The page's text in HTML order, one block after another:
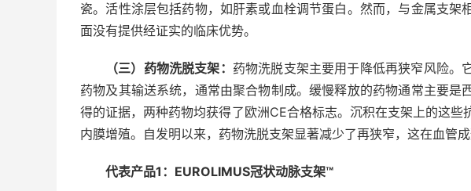
瓷。活性涂层包括药物，如肝素或血栓调节蛋白。然而，与金属支架
面没有提供经证实的临床优势。
（三）药物洗脱支架： 药物洗脱支架主要用于降低再狭窄风险。
药物及其输送系统，通常由聚合物制成。缓慢释放的药物通常主要是
得的证据，两种药物均获得了欧洲CE合格标志。沉积在支架上的这些
内膜增殖。自发明以来，药物洗脱支架显著减少了再狭窄，这在血管
代表产品1：EUROLIMUS冠状动脉支架™